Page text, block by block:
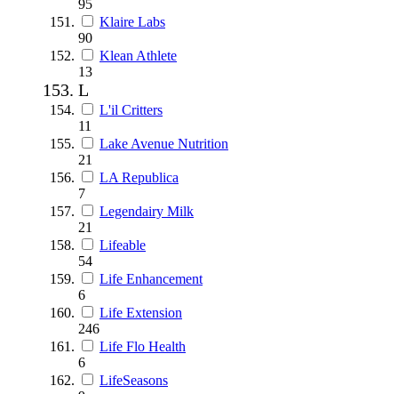
95
Klaire Labs
90
Klean Athlete
13
L
L'il Critters
11
Lake Avenue Nutrition
21
LA Republica
7
Legendairy Milk
21
Lifeable
54
Life Enhancement
6
Life Extension
246
Life Flo Health
6
LifeSeasons